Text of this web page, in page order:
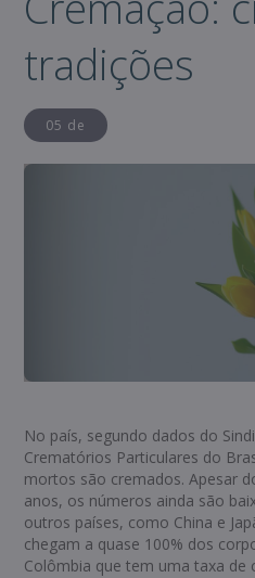
tradições
05 de
No país, segundo dados do
Crematórios Particulares do
mortos são cremados. Apesar
anos, os números ainda são
outros países, como China e
chegam a quase 100% dos
Colômbia que tem uma taxa de